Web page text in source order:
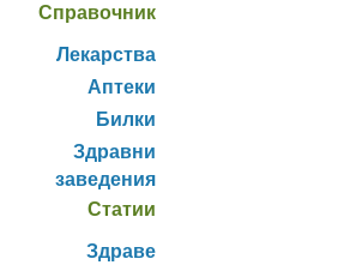
Справочник
Лекарства
Аптеки
Билки
Здравни
заведения
Статии
Здраве